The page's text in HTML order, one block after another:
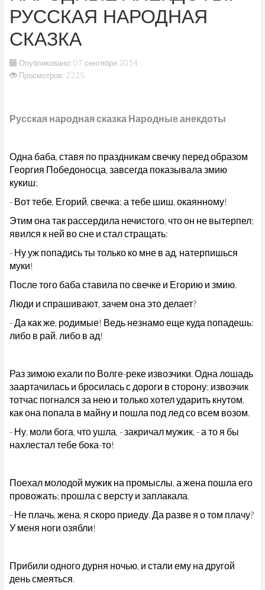
РУССКАЯ НАРОДНАЯ
СКАЗКА
Опубликовано: 07 сентября 2014
Просмотров: 2225
Русская народная сказка Народные анекдоты
Одна баба, ставя по праздникам свечку перед образом
Георгия Победоносца, завсегда показывала змию
кукиш;
- Вот тебе, Егорий, свечка; а тебе шиш, окаянному!
Этим она так рассердила нечистого, что он не вытерпел;
явился к ней во сне и стал стращать:
- Ну уж попадись ты только ко мне в ад, натерпишься
муки!
После того баба ставила по свечке и Егорию и змию.
Люди и спрашивают, зачем она это делает?
- Да как же, родимые! Ведь незнамо еще куда попадешь:
либо в рай, либо в ад!
Раз зимою ехали по Волге-реке извозчики. Одна лошадь
заартачилась и бросилась с дороги в сторону; извозчик
тотчас погнался за нею и только хотел ударить кнутом,
как она попала в майну и пошла под лед со всем возом.
- Ну, моли бога, что ушла, - закричал мужик, - а то я бы
нахлестал тебе бока-то!
Поехал молодой мужик на промыслы, а жена пошла его
провожать; прошла с версту и заплакала.
- Не плачь, жена, я скоро приеду. Да разве я о том плачу?
У меня ноги озябли!
Прибили одного дурня ночью, и стали ему на другой
день смеяться.